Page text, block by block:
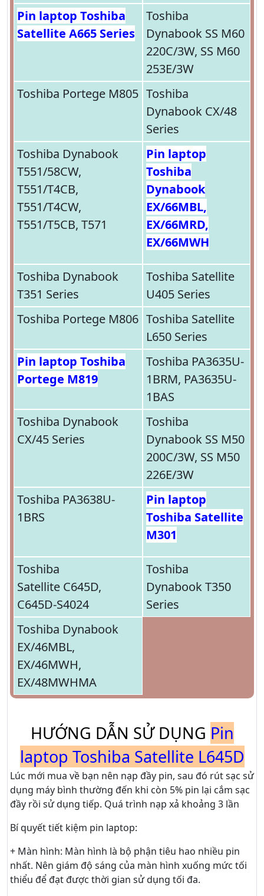
Pin laptop Toshiba
Satellite A665 Series
Toshiba
Dynabook SS M60
220C/3W, SS M60
253E/3W
Toshiba Portege M805 Toshiba
Dynabook CX/48
Series
Toshiba Dynabook
T551/58CW,
T551/T4CB,
T551/T4CW,
T551/T5CB, T571
Pin laptop
Toshiba
Dynabook
EX/66MBL,
EX/66MRD,
EX/66MWH
Toshiba Dynabook
T351 Series
Toshiba Satellite
U405 Series
Toshiba Portege M806 Toshiba Satellite
L650 Series
Pin laptop Toshiba
Portege M819
Toshiba PA3635U-
1BRM, PA3635U-
1BAS
Toshiba Dynabook
CX/45 Series
Toshiba
Dynabook SS M50
200C/3W, SS M50
226E/3W
Toshiba PA3638U-
1BRS
Pin laptop
Toshiba Satellite
M301
Toshiba
Satellite C645D,
C645D-S4024
Toshiba
Dynabook T350
Series
Toshiba Dynabook
EX/46MBL,
EX/46MWH,
EX/48MWHMA
HƯỚNG DẪN SỬ DỤNG Pin
laptop Toshiba Satellite L645D
Lúc mới mua về bạn nên nạp đầy pin, sau đó rút sạc sử
dụng máy bình thường đến khi còn 5% pin lại cắm sạc
đầy rồi sử dụng tiếp. Quá trình nạp xả khoảng 3 lần
Bí quyết tiết kiệm pin laptop:
+ Màn hình: Màn hình là bộ phận tiêu hao nhiều pin
nhất. Nên giám độ sáng của màn hình xuống mức tối
thiểu để đạt được thời gian sử dụng tối đa.